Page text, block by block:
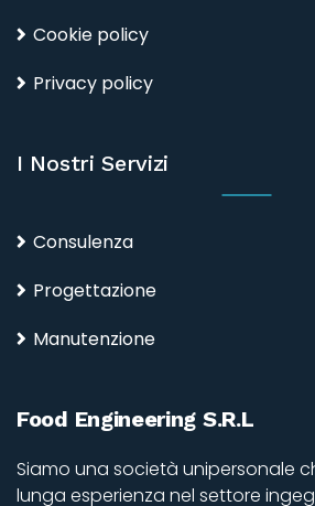
Cookie policy
Privacy policy
I Nostri Servizi
Consulenza
Progettazione
Manutenzione
Food Engineering S.r.l
Siamo una società unipersonale
lunga esperienza nel settore